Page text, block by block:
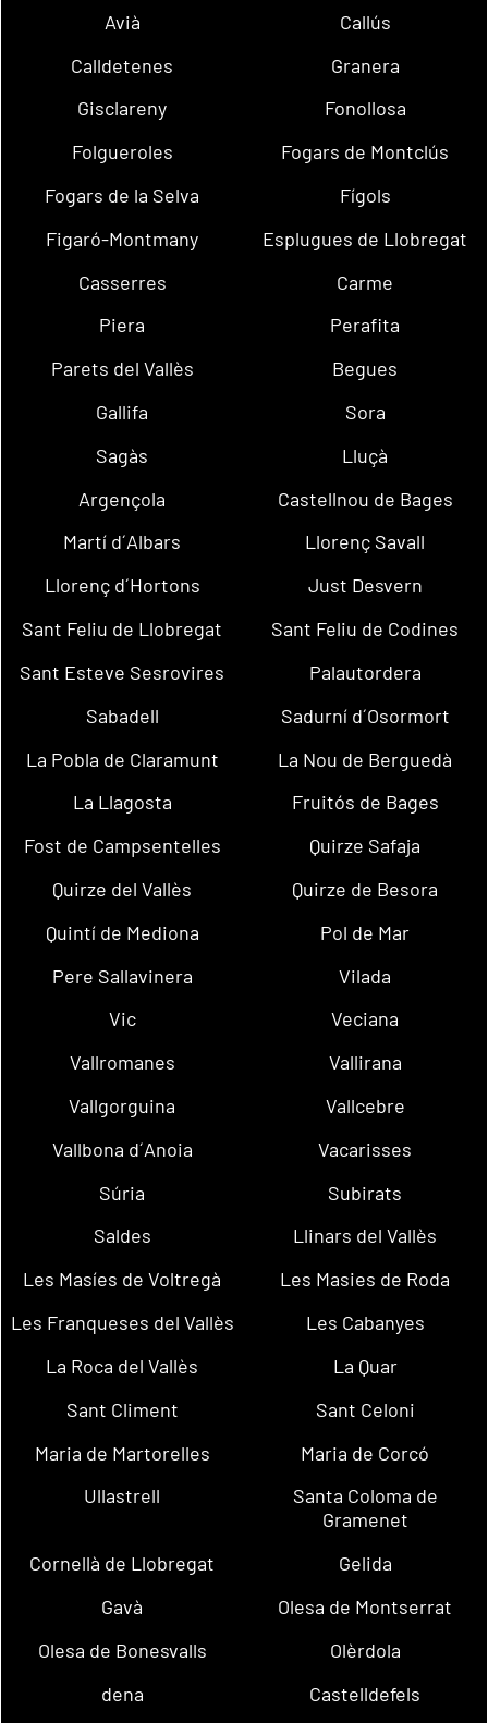
Avià
Callús
Calldetenes
Granera
Gisclareny
Fonollosa
Folgueroles
Fogars de Montclús
Fogars de la Selva
Fígols
Figaró-Montmany
Esplugues de Llobregat
Casserres
Carme
Piera
Perafita
Parets del Vallès
Begues
Gallifa
Sora
Sagàs
Lluçà
Argençola
Castellnou de Bages
Martí d´Albars
Llorenç Savall
Llorenç d´Hortons
Just Desvern
Sant Feliu de Llobregat
Sant Feliu de Codines
Sant Esteve Sesrovires
Palautordera
Sabadell
Sadurní d´Osormort
La Pobla de Claramunt
La Nou de Berguedà
La Llagosta
Fruitós de Bages
Fost de Campsentelles
Quirze Safaja
Quirze del Vallès
Quirze de Besora
Quintí de Mediona
Pol de Mar
Pere Sallavinera
Vilada
Vic
Veciana
Vallromanes
Vallirana
Vallgorguina
Vallcebre
Vallbona d´Anoia
Vacarisses
Súria
Subirats
Saldes
Llinars del Vallès
Les Masíes de Voltregà
Les Masies de Roda
Les Franqueses del Vallès
Les Cabanyes
La Roca del Vallès
La Quar
Sant Climent
Sant Celoni
Maria de Martorelles
Maria de Corcó
Ullastrell
Santa Coloma de
Gramenet
Cornellà de Llobregat
Gelida
Gavà
Olesa de Montserrat
Olesa de Bonesvalls
Olèrdola
dena
Castelldefels